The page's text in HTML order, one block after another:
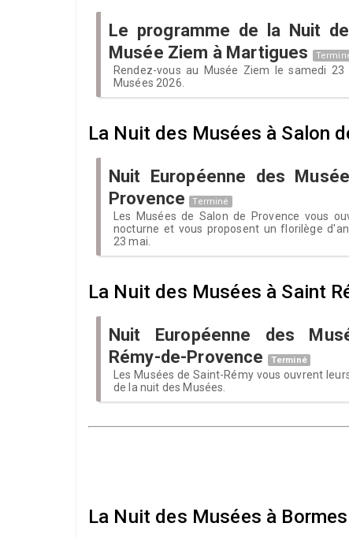
Le programme de la Nuit
Musée Ziem à Martigues
Rendez-vous au Musée Ziem le samedi
Musées 2026.
La Nuit des Musées à Salon
Nuit Européenne des
Provence
Terminé
Les Musées de Salon de Provence vous
nocturne et vous proposent un florilège
23 mai.
La Nuit des Musées à Saint
Nuit Européenne des
Rémy-de-Provence
Terminé
Les Musées de Saint-Rémy vous ouvrent
de la nuit des Musées.
La Nuit des Musées à